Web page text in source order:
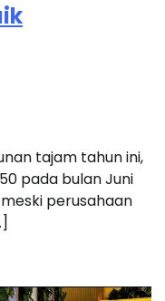
tajam tahun ini,
pada bulan Juni
perusahaan